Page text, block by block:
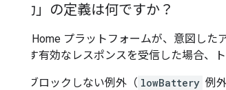
「成功」の定義は何ですか？
Google Home プラットフォームが、意図し
とを示す有効なレスポンスを受信した場合、
実行をブロックしない例外（ lowBattery 例